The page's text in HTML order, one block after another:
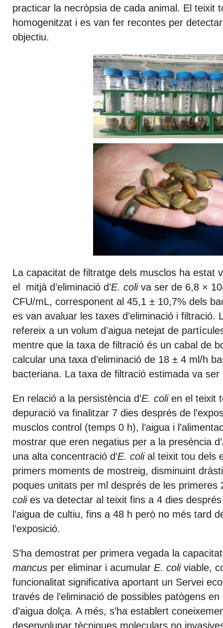
practicar la necròpsia de cada animal. El teixit
homogenitzat i es van fer recontes per
objectiu.
La capacitat de filtratge dels musclos ha estat
el mitjà d’eliminació d’E. coliva ser de 6,8 × 10
CFU/mL, corresponent al 45,1 ± 10,7% dels
es van avaluar les taxes d’eliminació i filtració.
refereix a un volum d’aigua netejat de
mentre que la taxa de filtració és un cabal de
calcular una taxa d’eliminació de 18 ± 4 ml/h
bacteriana. La taxa de filtració estimada va
En relació a la persistència d’E. colien el teixit
depuració va finalitzar 7 dies després de
musclos control (temps 0 h), l’aigua i
mostrar que eren negatius per a la presència d’
una alta concentració d’E. colial teixit tou dels
primers moments de mostreig, disminuint
poques unitats per ml després de les primeres
colies va detectar al teixit fins a 4 dies després
l’aigua de cultiu, fins a 48 h però no més tard
l’exposició.
S’ha demostrat per primera vegada la
mancus per eliminar i acumular E. coliviable,
funcionalitat significativa aportant un Servei
través de l’eliminació de possibles patògens
d’aigua dolça. A més, s’ha establert
desenvolupar tècniques moleculars no